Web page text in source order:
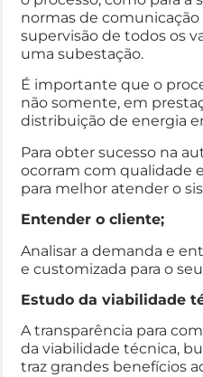
normas de
supervisão de todos os
uma subestação.
É importante que o
não somente, em
distribuição de energia
Para obter sucesso na
ocorram com qualidade
para melhor atender o
Entender o cliente;
Analisar a demanda e
e customizada para o
Estudo da viabilidade
A transparência para
da viabilidade técnica,
traz grandes benefícios